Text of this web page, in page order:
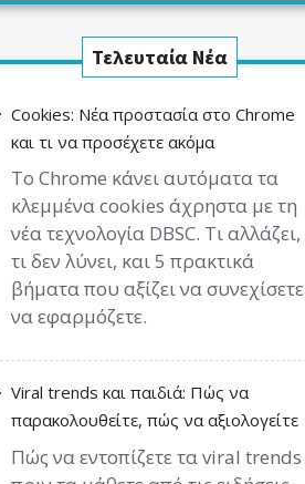
Τελευταία Νέα
Cookies: Νέα προστασία στο Chrome
και τι να προσέχετε ακόμα
Το Chrome κάνει αυτόματα τα
κλεμμένα cookies άχρηστα με τη
νέα τεχνολογία DBSC. Τι αλλάζει,
τι δεν λύνει, και 5 πρακτικά
βήματα που αξίζει να συνεχίσετε
να εφαρμόζετε.
Viral trends και παιδιά: Πώς να
παρακολουθείτε, πώς να αξιολογείτε
Πώς να εντοπίζετε τα viral trends